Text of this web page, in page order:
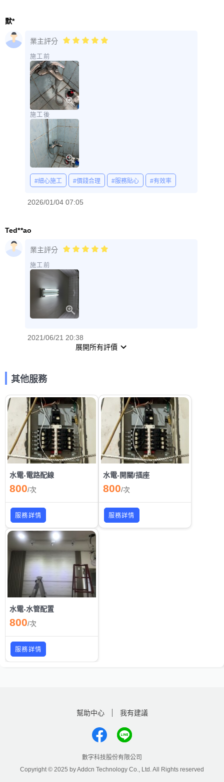
默*
業主評分
施工前
施工後
#細心施工 #價錢合理 #服務貼心 #有效率
2026/01/04 07:05
Ted**ao
業主評分
施工前
2021/06/21 20:38
展開所有評價
其他服務
水電-電路配線
800/次
服務詳情
水電-開關/插座
800/次
服務詳情
水電-水管配置
800/次
服務詳情
幫助中心 我有建議
數字科技股份有限公司
Copyright © 2025 by Addcn Technology Co., Ltd. All Rights reserved